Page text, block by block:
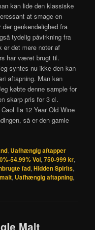
kan lide den klassiske
at smage en
genkendelighed fra
tydelig påvirkning fra
er det mere noter af
har været brugt til.
syntes nu ikke den kan
aftapning. Man kan
købte denne sample for
skarp pris for 3 cl.
Ila 12 Year Old Wine
så er den gamle
, Uafhængig aftapper
54.99% Vol,750-999 kr,
fad,Hidden Spirits,
, Uafhængig aftapning,
Malt